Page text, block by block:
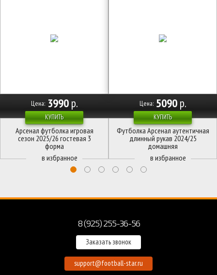
КУПИТЬ
Цена: 3990р.
Арсенал футболка игровая
сезон 2025/26 гостевая 3
форма
КУПИТЬ
Цена: 5090р.
Футболка Арсенал аутентичная
длинный рукав 2024/25
домашняя
8 (925) 255-36-56
Заказать звонок
support@football-star.ru